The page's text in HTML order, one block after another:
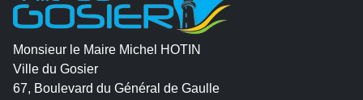
Monsieur le Maire Michel HOTIN
Ville du Gosier
67, Boulevard du Général de Gaulle